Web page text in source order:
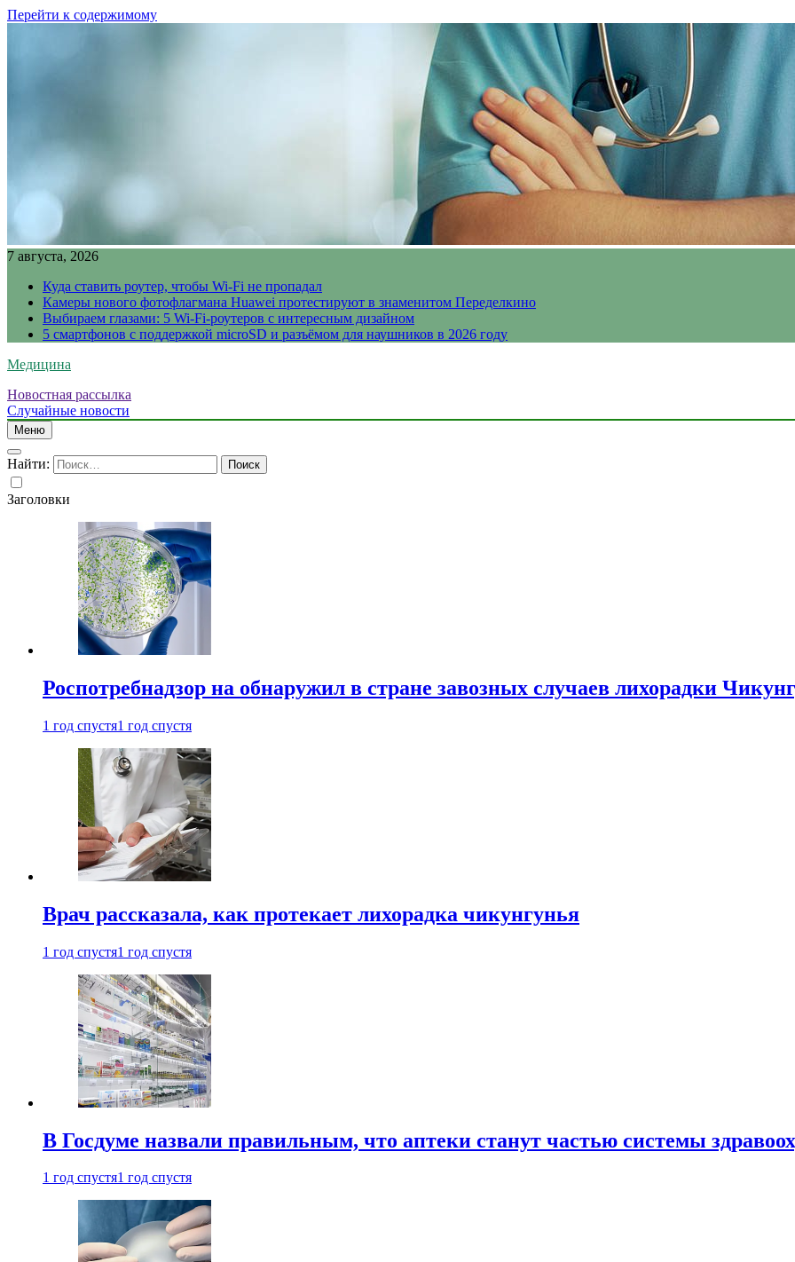
Перейти к содержимому
7 августа, 2026
Куда ставить роутер, чтобы Wi-Fi не пропадал
Камеры нового фотофлагмана Huawei протестируют в знаменитом Переделкино
Выбираем глазами: 5 Wi-Fi-роутеров с интересным дизайном
5 смартфонов с поддержкой microSD и разъёмом для наушников в 2026 году
Медицина
Новостная рассылка
Случайные новости
Меню
Найти:
Заголовки
Роспотребнадзор на обнаружил в стране завозных случаев лихорадки
1 год спустя1 год спустя
Врач рассказала, как протекает лихорадка чикунгунья
1 год спустя1 год спустя
В Госдуме назвали правильным, что аптеки станут частью системы
1 год спустя1 год спустя